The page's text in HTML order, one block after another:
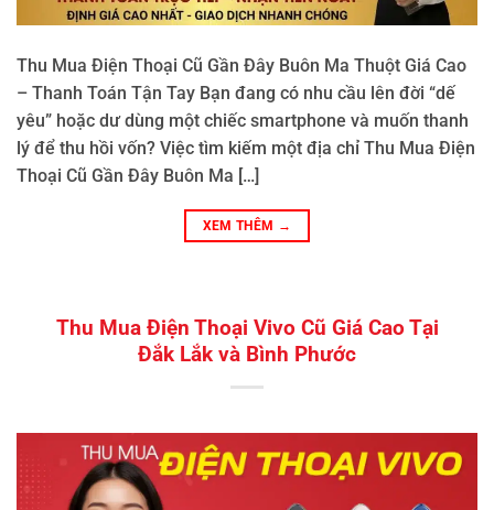
Thu Mua Điện Thoại Cũ Gần Đây Buôn Ma Thuột Giá Cao
– Thanh Toán Tận Tay Bạn đang có nhu cầu lên đời “dế
yêu” hoặc dư dùng một chiếc smartphone và muốn thanh
lý để thu hồi vốn? Việc tìm kiếm một địa chỉ Thu Mua Điện
Thoại Cũ Gần Đây Buôn Ma […]
XEM THÊM →
Thu Mua Điện Thoại Vivo Cũ Giá Cao Tại
Đắk Lắk và Bình Phước